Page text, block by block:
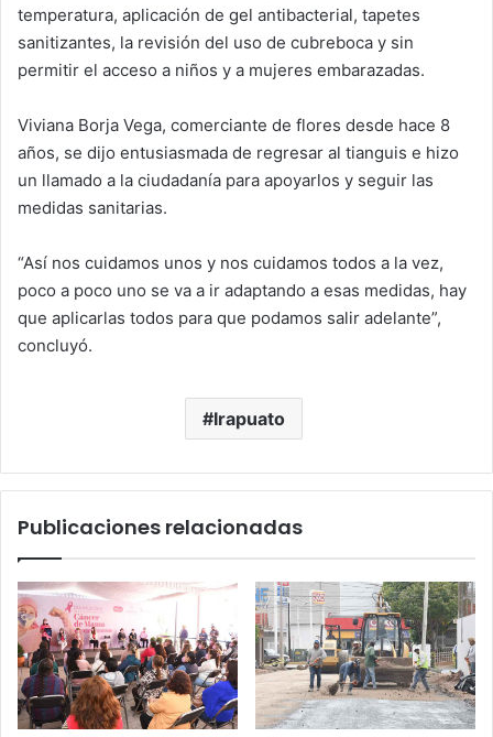
temperatura, aplicación de gel antibacterial, tapetes
sanitizantes, la revisión del uso de cubreboca y sin
permitir el acceso a niños y a mujeres embarazadas.
Viviana Borja Vega, comerciante de flores desde hace 8
años, se dijo entusiasmada de regresar al tianguis e hizo
un llamado a la ciudadanía para apoyarlos y seguir las
medidas sanitarias.
“Así nos cuidamos unos y nos cuidamos todos a la vez,
poco a poco uno se va a ir adaptando a esas medidas, hay
que aplicarlas todos para que podamos salir adelante”,
concluyó.
Irapuato
Publicaciones relacionadas